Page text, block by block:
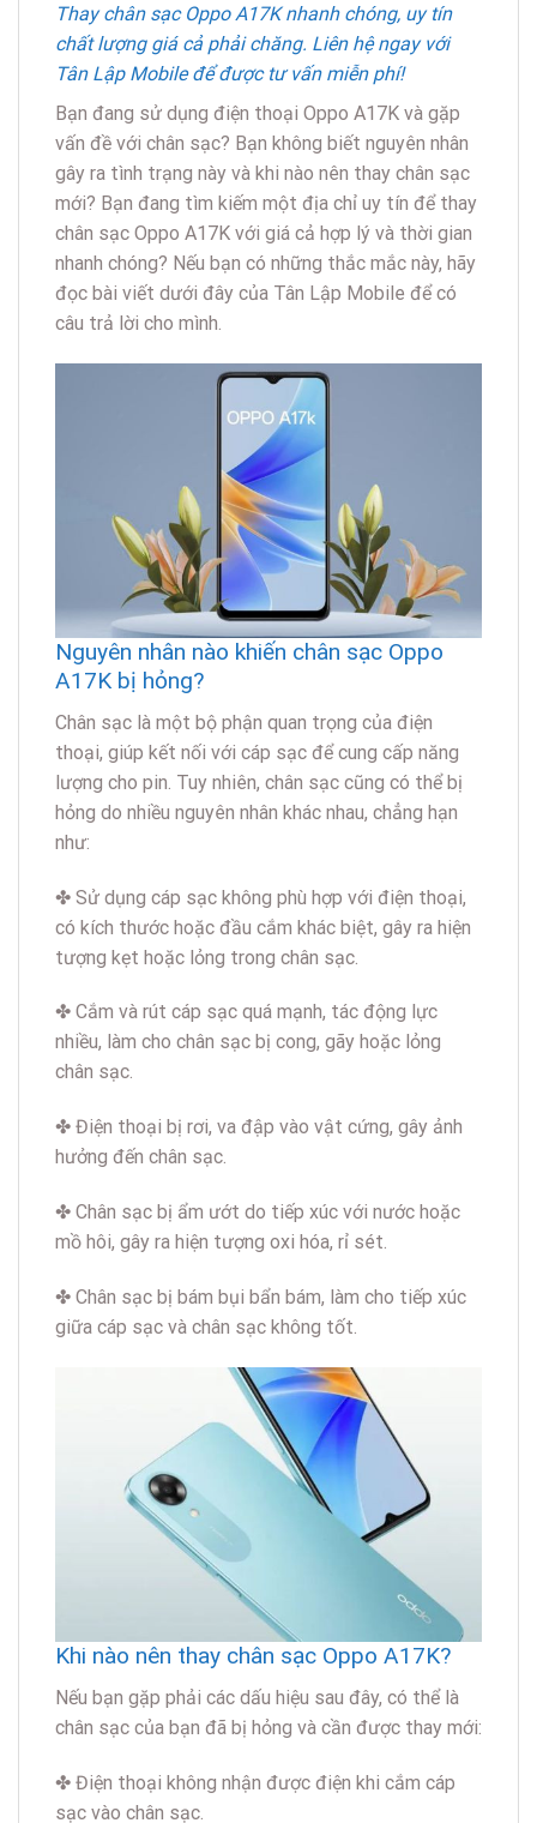
Thay chân sạc Oppo A17K nhanh chóng, uy tín
chất lượng giá cả phải chăng. Liên hệ ngay với
Tân Lập Mobile để được tư vấn miễn phí!
Bạn đang sử dụng điện thoại Oppo A17K và gặp
vấn đề với chân sạc? Bạn không biết nguyên nhân
gây ra tình trạng này và khi nào nên thay chân sạc
mới? Bạn đang tìm kiếm một địa chỉ uy tín để thay
chân sạc Oppo A17K với giá cả hợp lý và thời gian
nhanh chóng? Nếu bạn có những thắc mắc này, hãy
đọc bài viết dưới đây của Tân Lập Mobile để có
câu trả lời cho mình.
Nguyên nhân nào khiến chân sạc Oppo
A17K bị hỏng?
Chân sạc là một bộ phận quan trọng của điện
thoại, giúp kết nối với cáp sạc để cung cấp năng
lượng cho pin. Tuy nhiên, chân sạc cũng có thể bị
hỏng do nhiều nguyên nhân khác nhau, chẳng hạn
như:
✤ Sử dụng cáp sạc không phù hợp với điện thoại,
có kích thước hoặc đầu cắm khác biệt, gây ra hiện
tượng kẹt hoặc lỏng trong chân sạc.
✤ Cắm và rút cáp sạc quá mạnh, tác động lực
nhiều, làm cho chân sạc bị cong, gãy hoặc lỏng
chân sạc.
✤ Điện thoại bị rơi, va đập vào vật cứng, gây ảnh
hưởng đến chân sạc.
✤ Chân sạc bị ẩm ướt do tiếp xúc với nước hoặc
mồ hôi, gây ra hiện tượng oxi hóa, rỉ sét.
✤ Chân sạc bị bám bụi bẩn bám, làm cho tiếp xúc
giữa cáp sạc và chân sạc không tốt.
Khi nào nên thay chân sạc Oppo A17K?
Nếu bạn gặp phải các dấu hiệu sau đây, có thể là
chân sạc của bạn đã bị hỏng và cần được thay mới:
✤ Điện thoại không nhận được điện khi cắm cáp
sạc vào chân sạc.